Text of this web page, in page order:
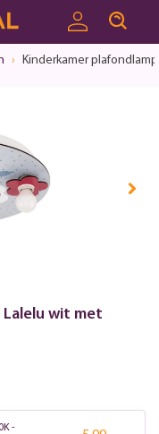
Kinderkamer
Lalelu wit met
-